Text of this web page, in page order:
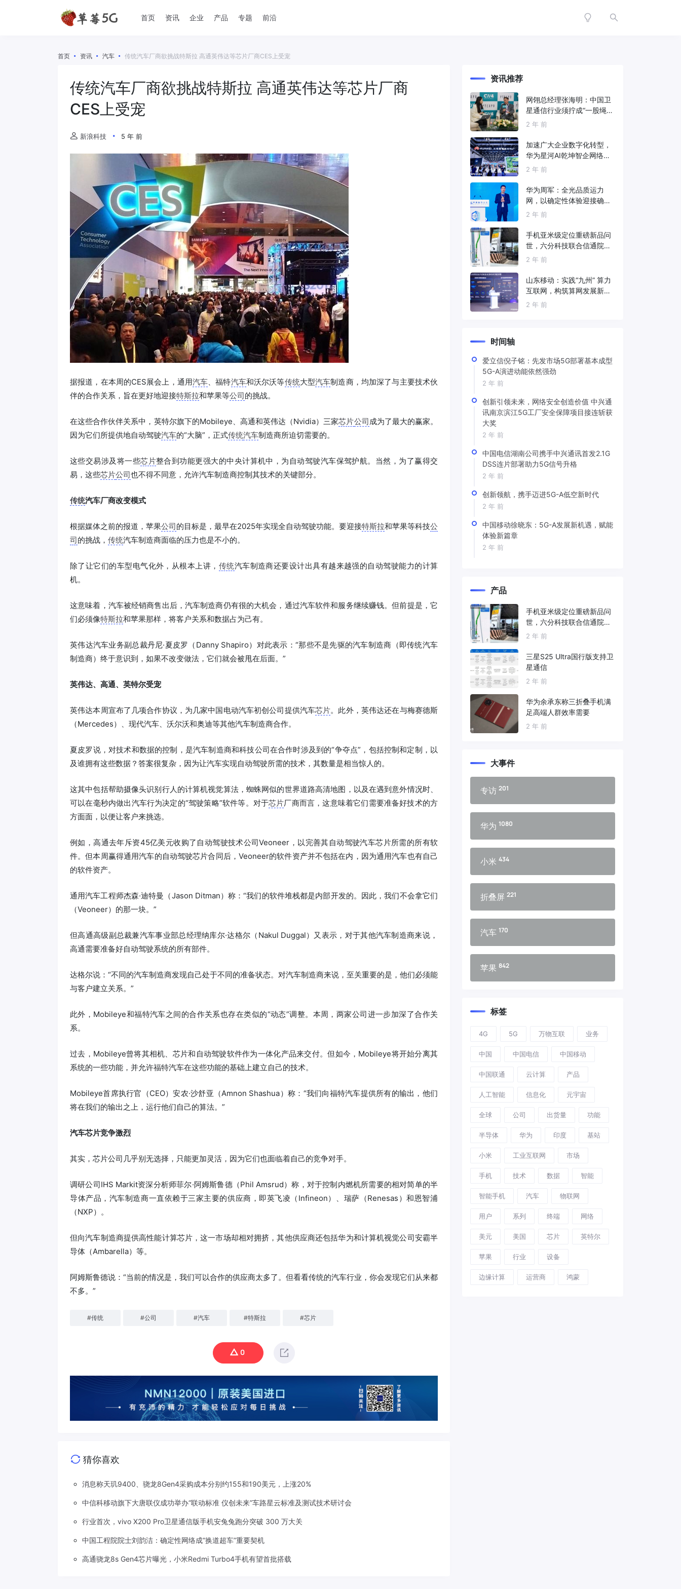
首页 资讯 企业 产品 专题 前沿
首页 资讯 汽车 传统汽车厂商欲挑战特斯拉 高通英伟达等芯片厂商CES上受宠
传统汽车厂商欲挑战特斯拉 高通英伟达等芯片厂商
CES上受宠
新浪科技 5 年 前
据报道，在本周的CES展会上，通用汽车 、福特汽车和沃尔沃等传统大型汽车制造商，均加深了与主要技术伙
伴的合作关系，旨在更好地迎接特斯拉和苹果等公司的挑战。
在这些合作伙伴关系中，英特尔旗下的Mobileye、高通和英伟达（Nvidia）三家芯片公司 成为了最大的赢家。
因为它们所提供地自动驾驶汽车的“大脑”，正式传统汽车制造商所迫切需要的。
这些交易涉及将一些芯片整合到功能更强大的中央计算机中，为自动驾驶汽车保驾护航。当然，为了赢得交
易，这些芯片公司也不得不同意，允许汽车制造商控制其技术的关键部分。
传统汽车厂商改变模式
根据媒体之前的报道，苹果公司的目标是，最早在2025年实现全自动驾驶功能。要迎接特斯拉和苹果等科技公
司的挑战， 传统汽车制造商面临的压力也是不小的。
除了让它们的车型电气化外，从根本上讲， 传统汽车制造商还要设计出具有越来越强的自动驾驶能力的计算
机。
这意味着，汽车被经销商售出后，汽车制造商仍有很的大机会，通过汽车软件和服务继续赚钱。但前提是，它
们必须像特斯拉和苹果那样，将客户关系和数据占为己有。
英伟达汽车业务副总裁丹尼·夏皮罗（Danny Shapiro）对此表示：“那些不是先驱的汽车制造商（即传统汽车
制造商）终于意识到，如果不改变做法，它们就会被甩在后面。”
英伟达、高通、英特尔受宠
英伟达本周宣布了几项合作协议，为几家中国电动汽车初创公司提供汽车芯片。此外，英伟达还在与梅赛德斯
（Mercedes）、现代汽车、沃尔沃和奥迪等其他汽车制造商合作。
夏皮罗说，对技术和数据的控制，是汽车制造商和科技公司在合作时涉及到的“争夺点”，包括控制和定制，以
及谁拥有这些数据？答案很复杂，因为让汽车实现自动驾驶所需的技术，其数量是相当惊人的。
这其中包括帮助摄像头识别行人的计算机视觉算法，蜘蛛网似的世界道路高清地图，以及在遇到意外情况时、
可以在毫秒内做出汽车行为决定的“驾驶策略”软件等。对于芯片厂商而言，这意味着它们需要准备好技术的方
方面面，以便让客户来挑选。
例如，高通去年斥资45亿美元收购了自动驾驶技术公司Veoneer，以完善其自动驾驶汽车芯片所需的所有软
件。但本周赢得通用汽车的自动驾驶芯片合同后，Veoneer的软件资产并不包括在内，因为通用汽车也有自己
的软件资产。
通用汽车工程师杰森·迪特曼（Jason Ditman）称：“我们的软件堆栈都是内部开发的。因此，我们不会拿它们
（Veoneer）的那一块。”
但高通高级副总裁兼汽车事业部总经理纳库尔·达格尔（Nakul Duggal）又表示，对于其他汽车制造商来说，
高通需要准备好自动驾驶系统的所有部件。
达格尔说：“不同的汽车制造商发现自己处于不同的准备状态。对汽车制造商来说，至关重要的是，他们必须能
与客户建立关系。”
此外，Mobileye和福特汽车之间的合作关系也存在类似的“动态”调整。本周，两家公司进一步加深了合作关
系。
过去，Mobileye曾将其相机、芯片和自动驾驶软件作为一体化产品来交付。但如今，Mobileye将开始分离其
系统的一些功能，并允许福特汽车在这些功能的基础上建立自己的技术。
Mobileye首席执行官（CEO）安农·沙舒亚（Amnon Shashua）称：“我们向福特汽车提供所有的输出，他们
将在我们的输出之上，运行他们自己的算法。”
汽车芯片竞争激烈
其实，芯片公司几乎别无选择，只能更加灵活，因为它们也面临着自己的竞争对手。
调研公司IHS Markit资深分析师菲尔·阿姆斯鲁德（Phil Amsrud）称，对于控制内燃机所需要的相对简单的半
导体产品，汽车制造商一直依赖于三家主要的供应商，即英飞凌（Infineon）、瑞萨（Renesas）和恩智浦
（NXP）。
但向汽车制造商提供高性能计算芯片，这一市场却相对拥挤，其他供应商还包括华为和计算机视觉公司安霸半
导体（Ambarella）等。
阿姆斯鲁德说：“当前的情况是，我们可以合作的供应商太多了。但看看传统的汽车行业，你会发现它们从来都
不多。”
#传统 #公司 #汽车 #特斯拉 #芯片
0
猜你喜欢
消息称天玑9400、骁龙8Gen4采购成本分别约155和190美元，上涨20%
中信科移动旗下大唐联仪成功举办“联动标准 仪创未来”车路星云标准及测试技术研讨会
行业首次，vivo X200 Pro卫星通信版手机安兔兔跑分突破 300 万大关
中国工程院院士刘韵洁：确定性网络成“换道超车”重要契机
高通骁龙8s Gen4芯片曝光，小米Redmi Turbo4手机有望首批搭载
资讯推荐
网翎总经理张海明：中国卫
星通信行业须拧成“一股绳”
共同打造垂直产业链
2 年 前
加速广大企业数字化转型，
华为星河AI乾坤智企网络解
决方案亮相2024中国国际信
2 年 前
华为周军：全光品质运力
网，以确定性体验迎接确定
性的智能时代
2 年 前
手机亚米级定位重磅新品问
世，六分科技联合信通院发
布免费服务
2 年 前
山东移动：实践“九州” 算力
互联网，构筑算网发展新底
座
2 年 前
时间轴
爱立信倪子铭：先发市场5G部署基本成型
5G-A演进动能依然强劲
2 年 前
创新引领未来，网络安全创造价值 中兴通
讯南京滨江5G工厂安全保障项目接连斩获
大奖
2 年 前
中国电信湖南公司携手中兴通讯首发2.1G
DSS连片部署助力5G信号升格
2 年 前
创新领航，携手迈进5G-A低空新时代
2 年 前
中国移动徐晓东：5G-A发展新机遇，赋能
体验新篇章
2 年 前
产品
手机亚米级定位重磅新品问
世，六分科技联合信通院发
布免费服务
2 年 前
三星S25 Ultra国行版支持卫
星通信
2 年 前
华为余承东称三折叠手机满
足高端人群效率需要
2 年 前
大事件
专访 201
华为 1080
小米 434
折叠屏 221
汽车 170
苹果 842
标签
4G 5G 万物互联 业务
中国 中国电信 中国移动
中国联通 云计算 产品
人工智能 信息化 元宇宙
全球 公司 出货量 功能
半导体 华为 印度 基站
小米 工业互联网 市场
手机 技术 数据 智能
智能手机 汽车 物联网
用户 系列 终端 网络
美元 美国 芯片 英特尔
苹果 行业 设备
边缘计算 运营商 鸿蒙